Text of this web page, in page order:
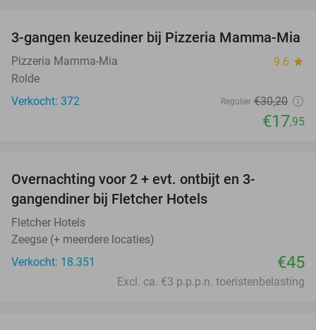
41%
3-gangen keuzediner bij Pizzeria Mamma-Mia
Pizzeria Mamma-Mia 9.6 star
Rolde
Verkocht: 372
Regulier €30,20
€17,95
Overnachting voor 2 + evt. ontbijt en 3-
gangendiner bij Fletcher Hotels
Fletcher Hotels
Zeegse (+ meerdere locaties)
Verkocht: 18.351
€45
Excl. ca. €3 p.p.p.n. toeristenbelasting